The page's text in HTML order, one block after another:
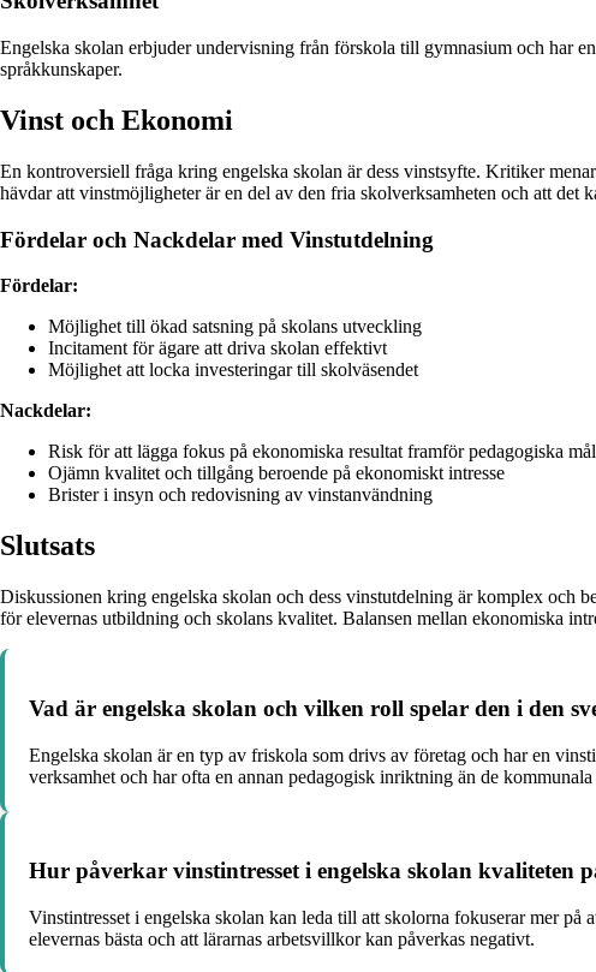
Engelska skolan erbjuder undervisning från förskola till gymnasium och har
språkkunskaper.
Vinst och Ekonomi
En kontroversiell fråga kring engelska skolan är dess vinstsyfte. Kritiker
hävdar att vinstmöjligheter är en del av den fria skolverksamheten och att
Fördelar och Nackdelar med Vinstutdelning
Fördelar:
Möjlighet till ökad satsning på skolans utveckling
Incitament för ägare att driva skolan effektivt
Möjlighet att locka investeringar till skolväsendet
Nackdelar:
Risk för att lägga fokus på ekonomiska resultat framför pedagogiska mål
Ojämn kvalitet och tillgång beroende på ekonomiskt intresse
Brister i insyn och redovisning av vinstanvändning
Slutsats
Diskussionen kring engelska skolan och dess vinstutdelning är komplex och
för elevernas utbildning och skolans kvalitet. Balansen mellan ekonomiska
Vad är engelska skolan och vilken roll spelar den i den
Engelska skolan är en typ av friskola som drivs av företag och har en
verksamhet och har ofta en annan pedagogisk inriktning än de
Hur påverkar vinstintresset i engelska skolan kvaliteten
Vinstintresset i engelska skolan kan leda till att skolorna fokuserar mer
elevernas bästa och att lärarnas arbetsvillkor kan påverkas negativt.